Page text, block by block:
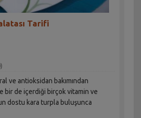
Tarifi
ve antioksidan bakımından
dostu kara turpla buluşunca